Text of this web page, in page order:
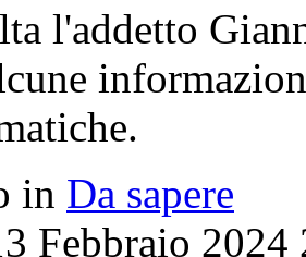
l'addetto
in Da sapere
Febbraio 2024